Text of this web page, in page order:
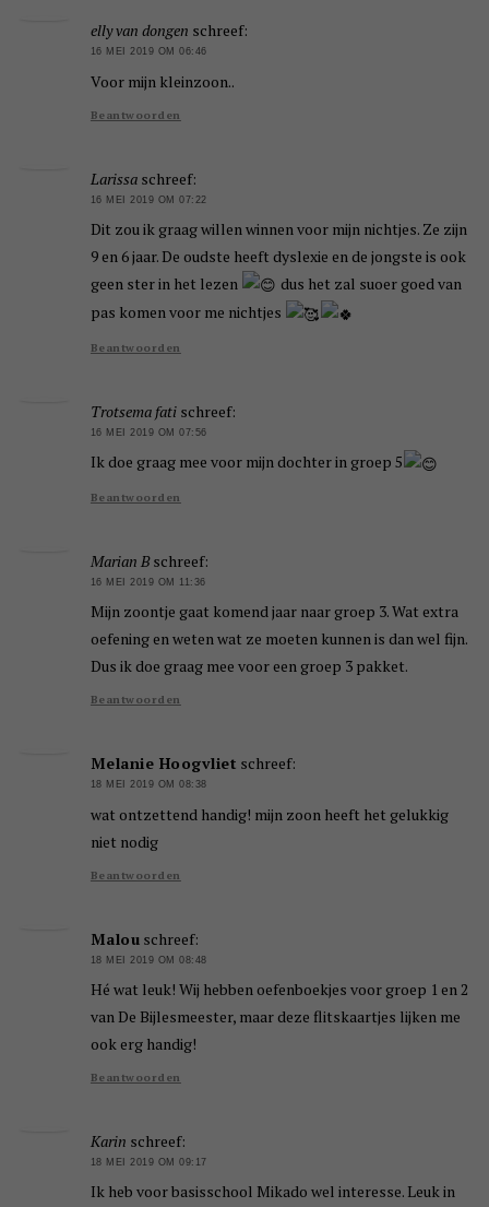
elly van dongen schreef:
16 MEI 2019 OM 06:46
Voor mijn kleinzoon..
Beantwoorden
Larissa schreef:
16 MEI 2019 OM 07:22
Dit zou ik graag willen winnen voor mijn nichtjes. Ze zijn
9 en 6 jaar. De oudste heeft dyslexie en de jongste is ook
geen ster in het lezen
dus het zal suoer goed van
pas komen voor me nichtjes
Beantwoorden
Trotsema fati schreef:
16 MEI 2019 OM 07:56
Ik doe graag mee voor mijn dochter in groep 5
Beantwoorden
Marian B schreef:
16 MEI 2019 OM 11:36
Mijn zoontje gaat komend jaar naar groep 3. Wat extra
oefening en weten wat ze moeten kunnen is dan wel fijn.
Dus ik doe graag mee voor een groep 3 pakket.
Beantwoorden
Melanie Hoogvliet schreef:
18 MEI 2019 OM 08:38
wat ontzettend handig! mijn zoon heeft het gelukkig
niet nodig
Beantwoorden
Malou schreef:
18 MEI 2019 OM 08:48
Hé wat leuk! Wij hebben oefenboekjes voor groep 1 en 2
van De Bijlesmeester, maar deze flitskaartjes lijken me
ook erg handig!
Beantwoorden
Karin schreef:
18 MEI 2019 OM 09:17
Ik heb voor basisschool Mikado wel interesse. Leuk in